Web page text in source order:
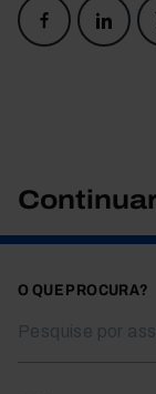
O QUE PROCURA?